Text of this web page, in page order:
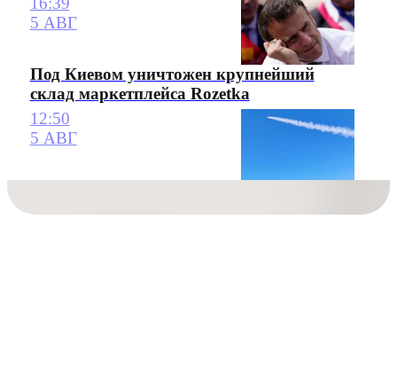
5 АВГ
Под Киевом уничтожен крупнейший
склад маркетплейса Rozetka
12:50
5 АВГ